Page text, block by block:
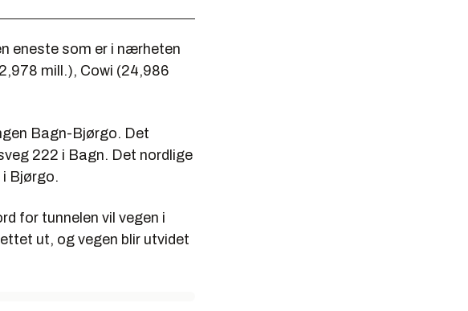
eneste som er i nærheten
mill.), Cowi (24,986
Bagn-Bjørgo. Det
222 i Bagn. Det nordlige
Bjørgo.
for tunnelen vil vegen i
ut, og vegen blir utvidet